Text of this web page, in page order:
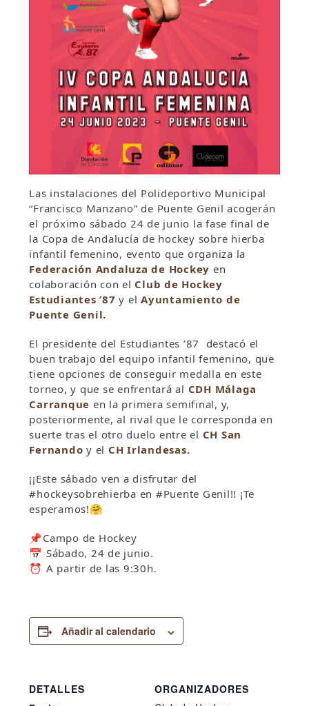
Las instalaciones del Polideportivo Municipal
“Francisco Manzano” de Puente Genil acogerán
el próximo sábado 24 de junio la fase final de
la Copa de Andalucía de hockey sobre hierba
infantil femenino, evento que organiza la
Federación Andaluza de Hockey en
colaboración con el Club de Hockey
Estudiantes ’87 y elAyuntamiento de
Puente Genil.
El presidente del Estudiantes ’87 destacó el
buen trabajo del equipo infantil femenino, que
tiene opciones de conseguir medalla en este
torneo, y que se enfrentará al CDH Málaga
Carranque en la primera semifinal, y,
posteriormente, al rival que le corresponda en
suerte tras el otro duelo entre el CH San
Fernando y el CH Irlandesas.
¡¡Este sábado ven a disfrutar del
#hockeysobrehierba en #Puente Genil!! ¡Te
esperamos!🤗
📌Campo de Hockey
📅 Sábado, 24 de junio.
⏰ A partir de las 9:30h.
Añadir al calendario
DETALLES
ORGANIZADORES